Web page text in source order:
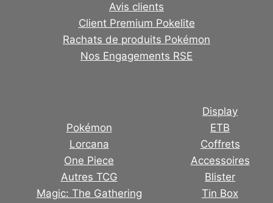
Avis clients
Client Premium Pokelite
Rachats de produits Pokémon
Nos Engagements RSE
Pokémon
Lorcana
One Piece
Autres TCG
Magic: The Gathering
Display
ETB
Coffrets
Accessoires
Blister
Tin Box